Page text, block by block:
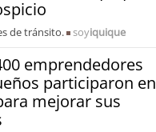
de tránsito. soyiquique
emprendedores
participaron en
mejorar sus